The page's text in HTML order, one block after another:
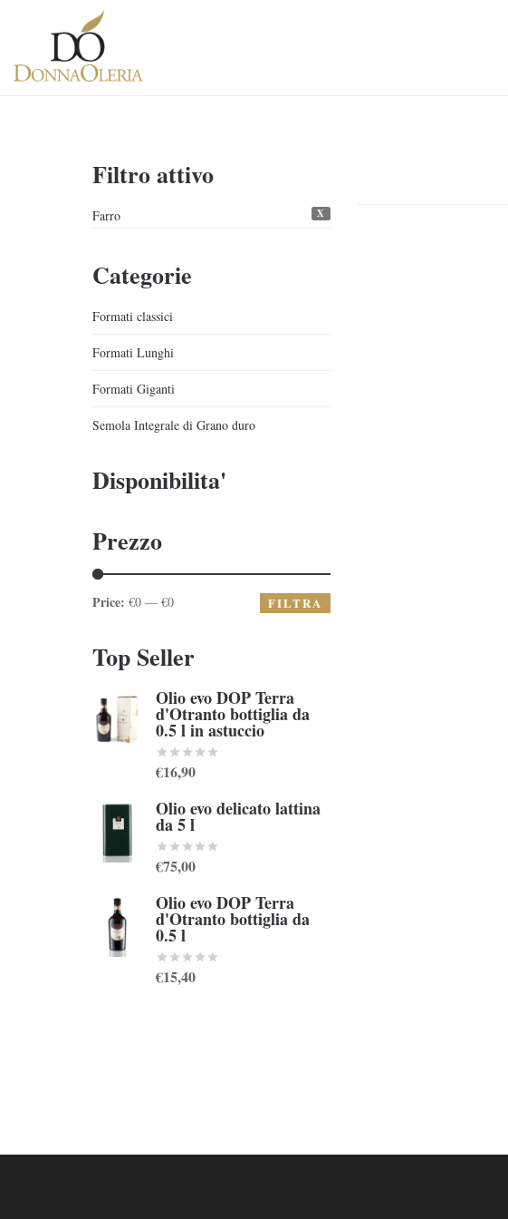
Filtro attivo
Farro X
Categorie
Formati classici
Formati Lunghi
Formati Giganti
Semola Integrale di Grano duro
Disponibilita'
Prezzo
Price: €0 — €0 FILTRA
Top Seller
Olio evo DOP Terra
d'Otranto bottiglia da
0.5 l in astuccio
€16,90
Olio evo delicato lattina
da 5 l
€75,00
Olio evo DOP Terra
d'Otranto bottiglia da
0.5 l
€15,40